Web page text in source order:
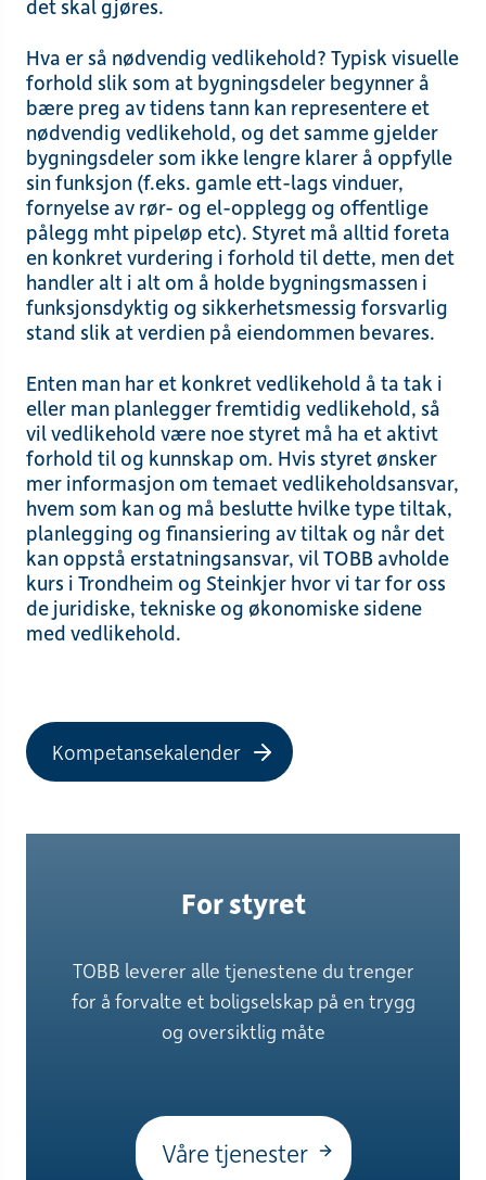
det skal gjøres.
Hva er så nødvendig vedlikehold? Typisk visuelle
forhold slik som at bygningsdeler begynner å
bære preg av tidens tann kan representere et
nødvendig vedlikehold, og det samme gjelder
bygningsdeler som ikke lengre klarer å oppfylle
sin funksjon (f.eks. gamle ett-lags vinduer,
fornyelse av rør- og el-opplegg og offentlige
pålegg mht pipeløp etc). Styret må alltid foreta
en konkret vurdering i forhold til dette, men det
handler alt i alt om å holde bygningsmassen i
funksjonsdyktig og sikkerhetsmessig forsvarlig
stand slik at verdien på eiendommen bevares.
Enten man har et konkret vedlikehold å ta tak i
eller man planlegger fremtidig vedlikehold, så
vil vedlikehold være noe styret må ha et aktivt
forhold til og kunnskap om. Hvis styret ønsker
mer informasjon om temaet vedlikeholdsansvar,
hvem som kan og må beslutte hvilke type tiltak,
planlegging og finansiering av tiltak og når det
kan oppstå erstatningsansvar, vil TOBB avholde
kurs i Trondheim og Steinkjer hvor vi tar for oss
de juridiske, tekniske og økonomiske sidene
med vedlikehold.
Kompetansekalender
For styret
TOBB leverer alle tjenestene du trenger
for å forvalte et boligselskap på en trygg
og oversiktlig måte
Våre tjenester